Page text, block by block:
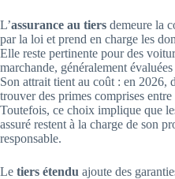
L’assurance au tiers demeure la
par la loi et prend en charge les
Elle reste pertinente pour des
marchande, généralement
Son attrait tient au coût : en 2026,
trouver des primes comprises entre
Toutefois, ce choix implique que
assuré restent à la charge de son
responsable.
Le tiers étendu ajoute des